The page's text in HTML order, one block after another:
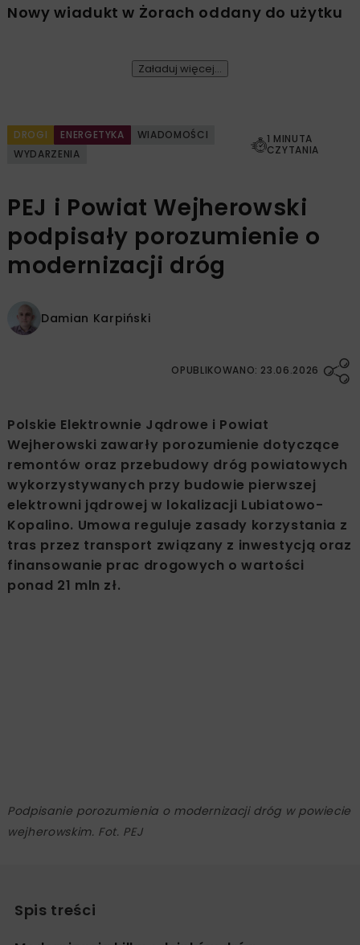
Nowy wiadukt w Żorach oddany do użytku
Załaduj więcej...
DROGI ENERGETYKA
WIADOMOŚCI
WYDARZENIA
1 MINUTA
CZYTANIA
PEJ i Powiat Wejherowski
podpisały porozumienie o
modernizacji dróg
Damian Karpiński
OPUBLIKOWANO: 23.06.2026
Polskie Elektrownie Jądrowe i Powiat
Wejherowski zawarły porozumienie dotyczące
remontów oraz przebudowy dróg powiatowych
wykorzystywanych przy budowie pierwszej
elektrowni jądrowej w lokalizacji Lubiatowo-
Kopalino. Umowa reguluje zasady korzystania z
tras przez transport związany z inwestycją oraz
finansowanie prac drogowych o wartości
ponad 21 mln zł.
Podpisanie porozumienia o modernizacji dróg w powiecie
wejherowskim. Fot. PEJ
Spis treści